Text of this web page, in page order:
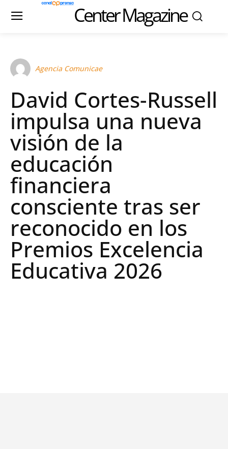
Center Magazine
Agencia Comunicae
David Cortes-Russell
impulsa una nueva
visión de la
educación
financiera
consciente tras ser
reconocido en los
Premios Excelencia
Educativa 2026